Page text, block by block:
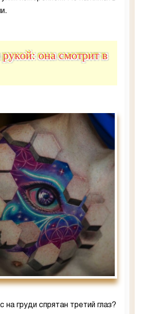
она смотрит в
на груди спрятан третий глаз?